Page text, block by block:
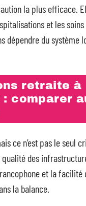
la plus efficace.
et les
dépendre du système
retraite à
: comparer
ce n’est pas le seul
des
et la facilité
la balance.